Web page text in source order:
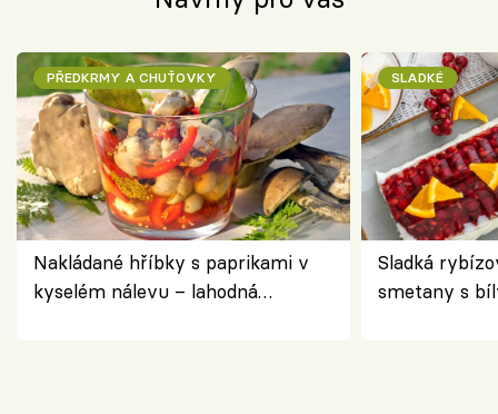
PŘEDKRMY A CHUŤOVKY
Nakládané hříbky s paprikami v
kyselém nálevu – lahodná
SLADKÉ
Sladká
smetany s